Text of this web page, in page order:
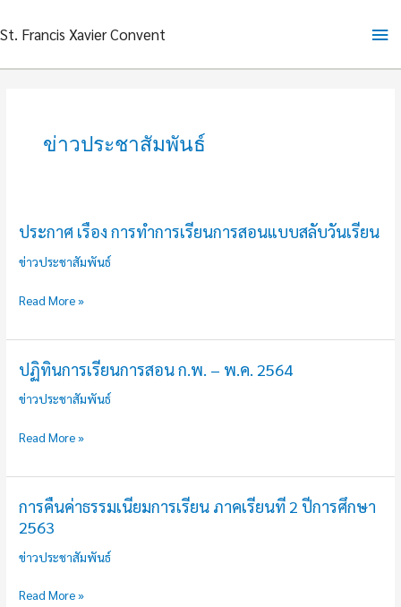
to
St. Francis Xavier Convent
ข่าวประชาสัมพันธ์
ประกาศ เรื่อง การทำการเรียนการสอนแบบสลับวันเรียน
ข่าวประชาสัมพันธ์
ประกาศ
เรื่อง
ทำการ
การ
สอน
แบบ
วัน
Read More »
ปฏิทินการเรียนการสอน ก.พ. – พ.ค. 2564
ข่าวประชาสัมพันธ์
ปฏิทิน
การ
การ
ก.พ.
–
พ.ค.
Read More »
การคืนค่าธรรมเนียมการเรียน ภาคเรียนที่ 2 ปีการศึกษา
2563
ข่าวประชาสัมพันธ์
การ
คืน
ค่า
การ
Read More »